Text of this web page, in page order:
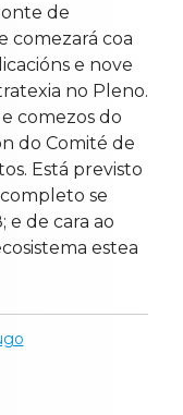
de
comezará coa
e nove
no Pleno.
comezos do
do Comité de
Está previsto
se
e de cara ao
estea